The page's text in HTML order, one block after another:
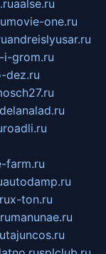
aalse.ru
movie-one.ru
andreislyusar.ru
grom.ru
dez.ru
delanalad.ru
roadli.ru
farm.ru
autodamp.ru
x-ton.ru
manunae.ru
tajuncos.ru